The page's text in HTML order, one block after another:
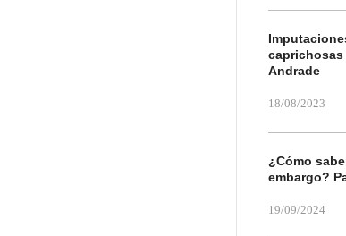
Andrade
18/08/2023
¿Cómo
embargo?
19/09/2024